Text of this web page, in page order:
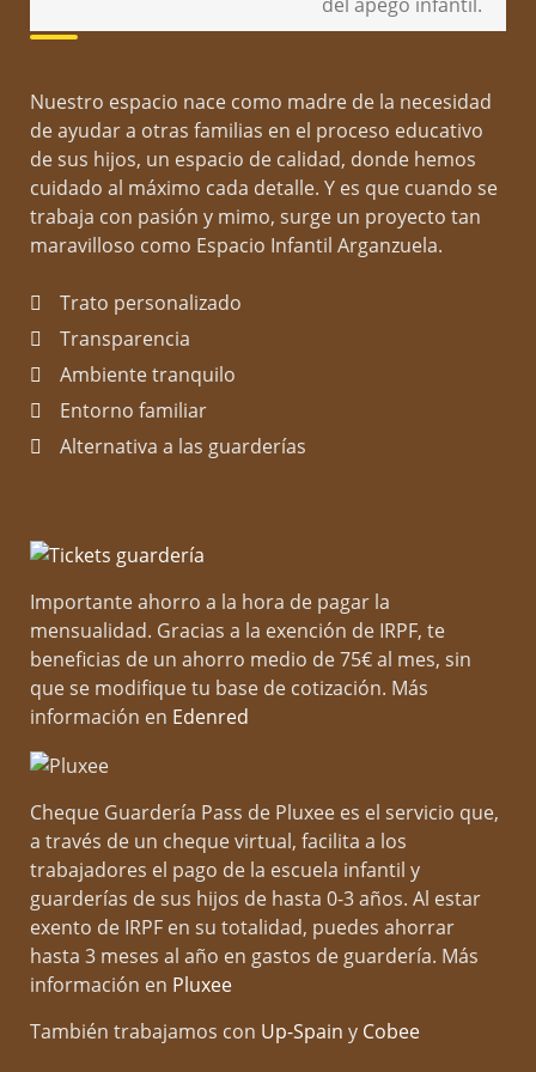
¿A qué dedico el tiempo?
En mi parcelita de autocuidado, ocio y tiempo libre
siempre hay lugar para pasar tiempo con mi familia
mis maquetas de flores.
Más sobre mí
cuidar y acompañar a peques en su desarrollo y en
de colaborar con Espacio Infantil Arganzuela, un
lugar donde la infancia se cuida con respeto,
disponibilidad plena y mucho amor.
Mi trabajo consiste en observar a los peques en la
escuelita, en su espacio natural y de confort, para
poder comprender mejor sus necesidades
emocionales, su forma de relacionarse y su manera
única de estar en el mundo.
A partir de esas observaciones, acompaño a las
familias y al equipo educativo ofreciendo
orientación, asesorías familiares e intervención
psicológica si es necesario; siendo esta siempre a
través del juego, como principal herramienta de
vínculo y expresión en la infancia.
Mi trabajo se realiza desde una mirada de crianza
Nuestro espacio nace como madre de la necesidad
de ayudar a otras familias en el proceso educativo
de sus hijos, un espacio de calidad, donde hemos
cuidado al máximo cada detalle. Y es que cuando se
trabaja con pasión y mimo, surge un proyecto tan
maravilloso como Espacio Infantil Arganzuela.
Trato personalizado
Transparencia
Ambiente tranquilo
Entorno familiar
Alternativa a las guarderías
Importante ahorro a la hora de pagar la
mensualidad. Gracias a la exención de IRPF, te
beneficias de un ahorro medio de 75€ al mes, sin
que se modifique tu base de cotización. Más
información en Edenred
Cheque Guardería Pass de Pluxee es el servicio que,
a través de un cheque virtual, facilita a los
trabajadores el pago de la escuela infantil y
guarderías de sus hijos de hasta 0-3 años. Al estar
exento de IRPF en su totalidad, puedes ahorrar
hasta 3 meses al año en gastos de guardería. Más
información en Pluxee
También trabajamos con Up-Spain y Cobee